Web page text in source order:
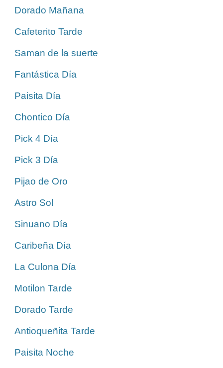
Dorado Mañana
Cafeterito Tarde
Saman de la suerte
Fantástica Día
Paisita Día
Chontico Día
Pick 4 Día
Pick 3 Día
Pijao de Oro
Astro Sol
Sinuano Día
Caribeña Día
La Culona Día
Motilon Tarde
Dorado Tarde
Antioqueñita Tarde
Paisita Noche